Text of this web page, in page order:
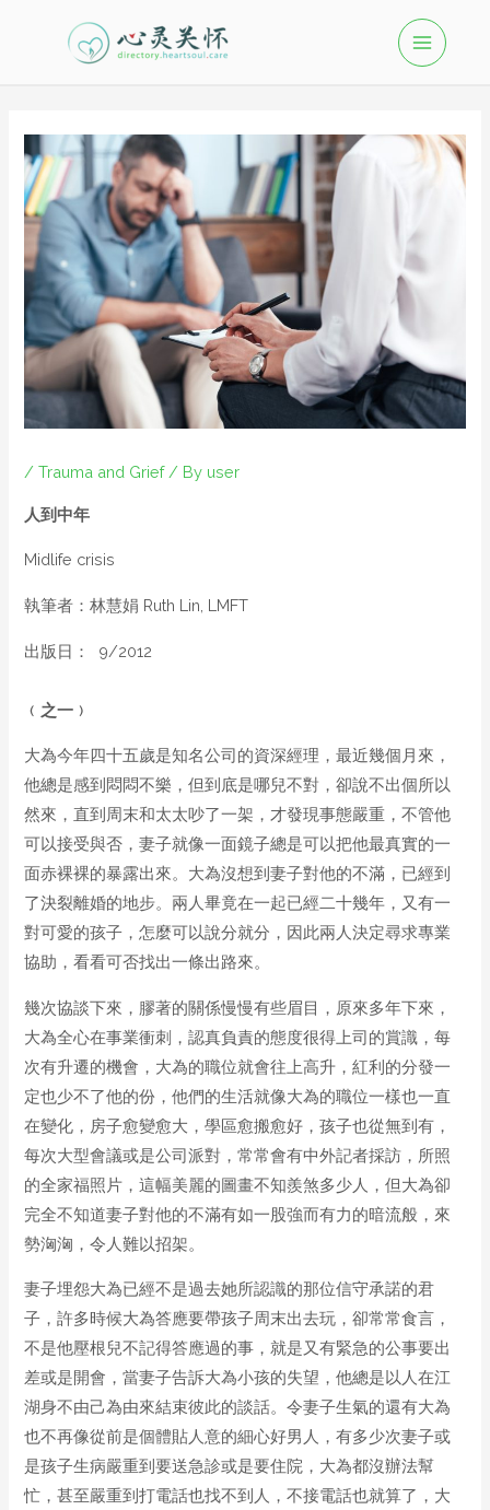
/Trauma and Grief/ By user
人到中年
Midlife crisis
執筆者：林慧娟 Ruth Lin, LMFT
出版日： 9/2012
﹙之一﹚
大為今年四十五歲是知名公司的資深經理，最近幾個月來，
他總是感到悶悶不樂，但到底是哪兒不對，卻說不出個所以
然來，直到周末和太太吵了一架，才發現事態嚴重，不管他
可以接受與否，妻子就像一面鏡子總是可以把他最真實的一
面赤裸裸的暴露出來。大為沒想到妻子對他的不滿，已經到
了決裂離婚的地步。兩人畢竟在一起已經二十幾年，又有一
對可愛的孩子，怎麼可以說分就分，因此兩人決定尋求專業
協助，看看可否找出一條出路來。
幾次協談下來，膠著的關係慢慢有些眉目，原來多年下來，
大為全心在事業衝刺，認真負責的態度很得上司的賞識，每
次有升遷的機會，大為的職位就會往上高升，紅利的分發一
定也少不了他的份，他們的生活就像大為的職位一樣也一直
在變化，房子愈變愈大，學區愈搬愈好，孩子也從無到有，
每次大型會議或是公司派對，常常會有中外記者採訪，所照
的全家福照片，這幅美麗的圖畫不知羨煞多少人，但大為卻
完全不知道妻子對他的不滿有如一股強而有力的暗流般，來
勢洶洶，令人難以招架。
妻子埋怨大為已經不是過去她所認識的那位信守承諾的君
子，許多時候大為答應要帶孩子周末出去玩，卻常常食言，
不是他壓根兒不記得答應過的事，就是又有緊急的公事要出
差或是開會，當妻子告訴大為小孩的失望，他總是以人在江
湖身不由己為由來結束彼此的談話。令妻子生氣的還有大為
也不再像從前是個體貼人意的細心好男人，有多少次妻子或
是孩子生病嚴重到要送急診或是要住院，大為都沒辦法幫
忙，甚至嚴重到打電話也找不到人，不接電話也就算了，大